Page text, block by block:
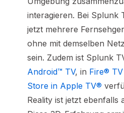
interagieren. Bei Splunk
jetzt mehrere
ohne mit demselben
sein. Zudem ist Splunk
Android™ TV, in Fire® TV
Store in Apple TV®
Reality ist jetzt ebenfalls